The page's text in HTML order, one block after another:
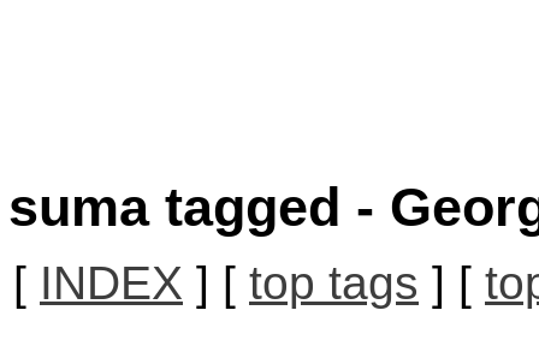
suma tagged -
[ INDEX ] [ top tags ] [